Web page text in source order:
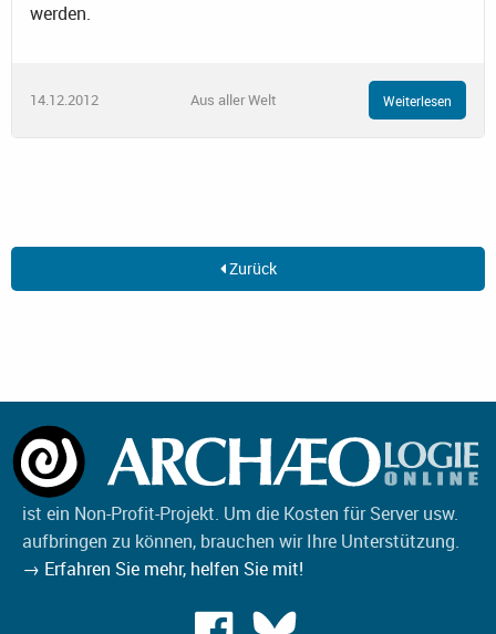
werden.
14.12.2012 Aus aller Welt Weiterlesen
Zurück
ist ein Non-Profit-Projekt. Um die Kosten für Server usw.
aufbringen zu können, brauchen wir Ihre Unterstützung.
→ Erfahren Sie mehr, helfen Sie mit!